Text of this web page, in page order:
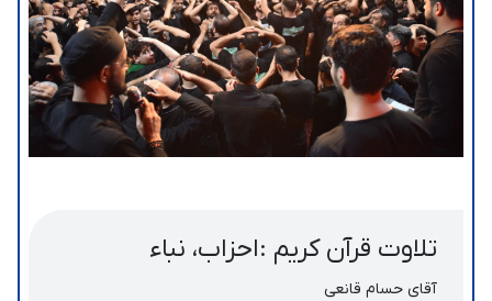
تلاوت قرآن کریم :احزاب، نباء
آقای حسام قانعی